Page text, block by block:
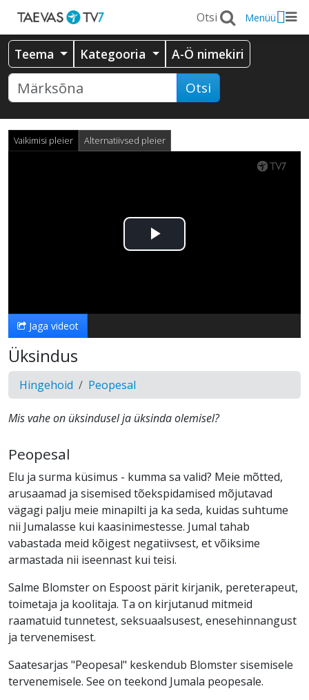
Menüü
Teema Kategooria A-Ö nimekiri
Otsi
Vaikimisi pleier Alternatiivsed pleier
Esita
Jaga videot
Üksindus
Hingehoid Peopesal
Mis vahe on üksindusel ja üksinda olemisel?
Peopesal
Elu ja surma küsimus - kumma sa valid? Meie mõtted,
arusaamad ja sisemised tõekspidamised mõjutavad
vägagi palju meie minapilti ja ka seda, kuidas suhtume
nii Jumalasse kui kaasinimestesse. Jumal tahab
vabastada meid kõigest negatiivsest, et võiksime
armastada nii iseennast kui teisi.
Salme Blomster on Espoost pärit kirjanik, pereterapeut,
toimetaja ja koolitaja. Ta on kirjutanud mitmeid
raamatuid tunnetest, seksuaalsusest, enesehinnangust
ja tervenemisest.
Saatesarjas "Peopesal" keskendub Blomster sisemisele
tervenemisele. See on teekond Jumala peopesale.